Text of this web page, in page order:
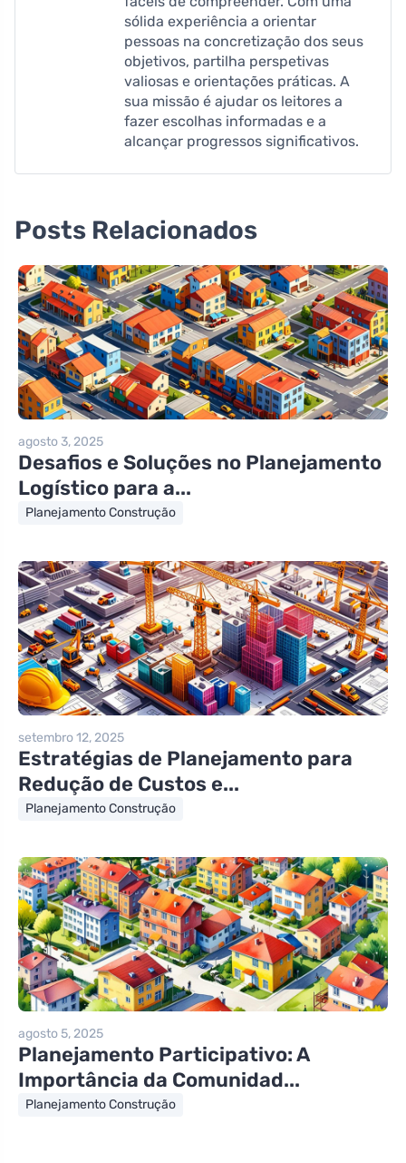
sólida experiência a orientar
pessoas na concretização dos seus
objetivos, partilha perspetivas
valiosas e orientações práticas. A
sua missão é ajudar os leitores a
fazer escolhas informadas e a
alcançar progressos significativos.
Posts Relacionados
agosto 3, 2025
Desafios e Soluções no Planejamento
Logístico para a...
Planejamento Construção
setembro 12, 2025
Estratégias de Planejamento para
Redução de Custos e...
Planejamento Construção
agosto 5, 2025
Planejamento Participativo: A
Importância da Comunidad...
Planejamento Construção